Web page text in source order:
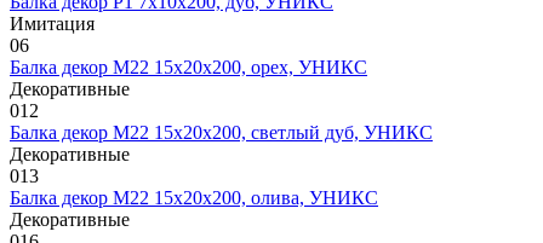
Имитация
06
Балка декор М22 15х20х200, орех, УНИКС
Декоративные
012
Балка декор М22 15х20х200, светлый дуб, УНИКС
Декоративные
013
Балка декор М22 15х20х200, олива, УНИКС
Декоративные